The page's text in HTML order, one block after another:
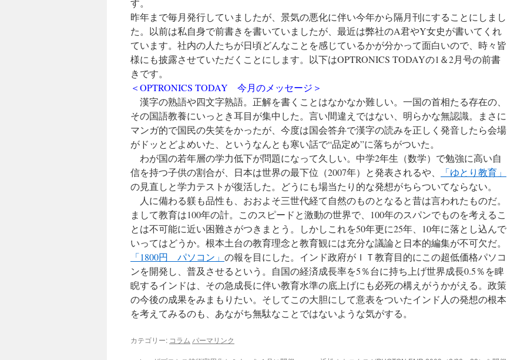
す。
昨年まで毎月発行していましたが、景気の悪化に伴い今年から隔月刊にすることにしまし
た。以前は私自身で前書きを書いていましたが、最近は弊社のA君やY女史が書いてくれ
ています。社内の人たちが日頃どんなことを感じているかが分かって面白いので、時々皆
様にも披露させていただくことにします。以下はOPTRONICS TODAYの1＆2月号の前書
きです。
＜OPTRONICS TODAY 今月のメッセージ＞
漢字の熟語や四文字熟語。正解を書くことはなかなか難しい。一国の首相たる存在の、
その国語教養にいっとき耳目が集中した。言い間違えではない、明らかな無認識。まさに
マンガ的で国民の失笑をかったが、今度は国会答弁で漢字の読みを正しく発音したら会場
がドッとどよめいた、というなんとも寒い話で“品定め”に落ちがついた。
わが国の若年層の学力低下が問題になって久しい。中学2年生（数学）で勉強に高い自
信を持つ子供の割合が、日本は世界の最下位（2007年）と発表されるや、
「ゆとり教育」
の見直しと学力テストが復活した。どうにも場当たり的な発想がちらついてならない。
人に備わる躾も品性も、おおよそ三世代経て自然のものとなると昔は言われたものだ。
まして教育は100年の計。このスピードと激動の世界で、100年のスパンでものを考えるこ
とは不可能に近い困難さがつきまとう。しかしこれを50年更に25年、10年に落とし込んで
いってはどうか。根本土台の教育理念と教育観には充分な議論と日本的編集が不可欠だ。
「1800円 パソコン」 の報を目にした。インド政府がＩＴ教育目的にこの超低価格パソコ
ンを開発し、普及させるという。自国の経済成長率を5％台に持ち上げ世界成長0.5％を睥
睨するインドは、その急成長に伴い教育水準の底上げにも必死の構えがうかがえる。政策
の今後の成果をみまもりたい。そしてこの大胆にして意表をついたインド人の発想の根本
を考えてみるのも、あながち無駄なことではないような気がする。
カテゴリー: コラム パーマリンク